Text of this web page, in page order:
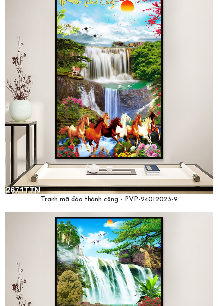
Tranh mã đáo thành công - PVP-24012023-9